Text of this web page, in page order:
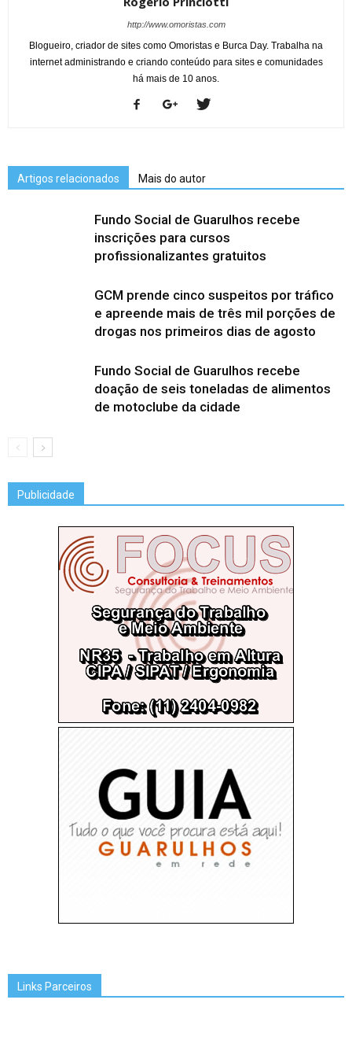
http://www.omoristas.com
Blogueiro, criador de sites como Omoristas e Burca Day. Trabalha na
internet administrando e criando conteúdo para sites e comunidades
há mais de 10 anos.
Artigos relacionados Mais do autor
Fundo Social de Guarulhos recebe
inscrições para cursos
profissionalizantes gratuitos
GCM prende cinco suspeitos por tráfico
e apreende mais de três mil porções de
drogas nos primeiros dias de agosto
Fundo Social de Guarulhos recebe
doação de seis toneladas de alimentos
de motoclube da cidade
Publicidade
Links Parceiros